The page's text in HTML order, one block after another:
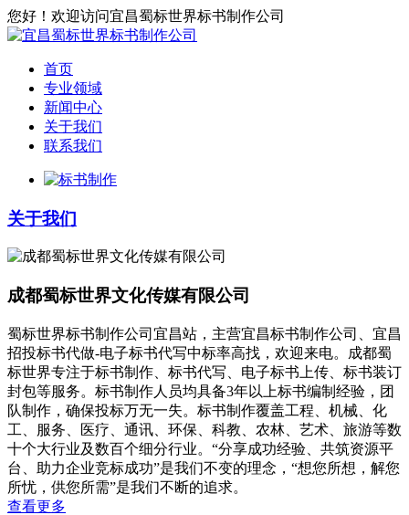
您好！欢迎访问宜昌蜀标世界标书制作公司
首页
专业领域
新闻中心
关于我们
联系我们
关于我们
成都蜀标世界文化传媒有限公司
蜀标世界标书制作公司宜昌站，主营宜昌标书制作公司、宜昌
招投标书代做-电子标书代写中标率高找，欢迎来电。成都蜀
标世界专注于标书制作、标书代写、电子标书上传、标书装订
封包等服务。标书制作人员均具备3年以上标书编制经验，团
队制作，确保投标万无一失。标书制作覆盖工程、机械、化
工、服务、医疗、通讯、环保、科教、农林、艺术、旅游等数
十个大行业及数百个细分行业。“分享成功经验、共筑资源平
台、助力企业竞标成功”是我们不变的理念，“想您所想，解您
所忧，供您所需”是我们不断的追求。
查看更多